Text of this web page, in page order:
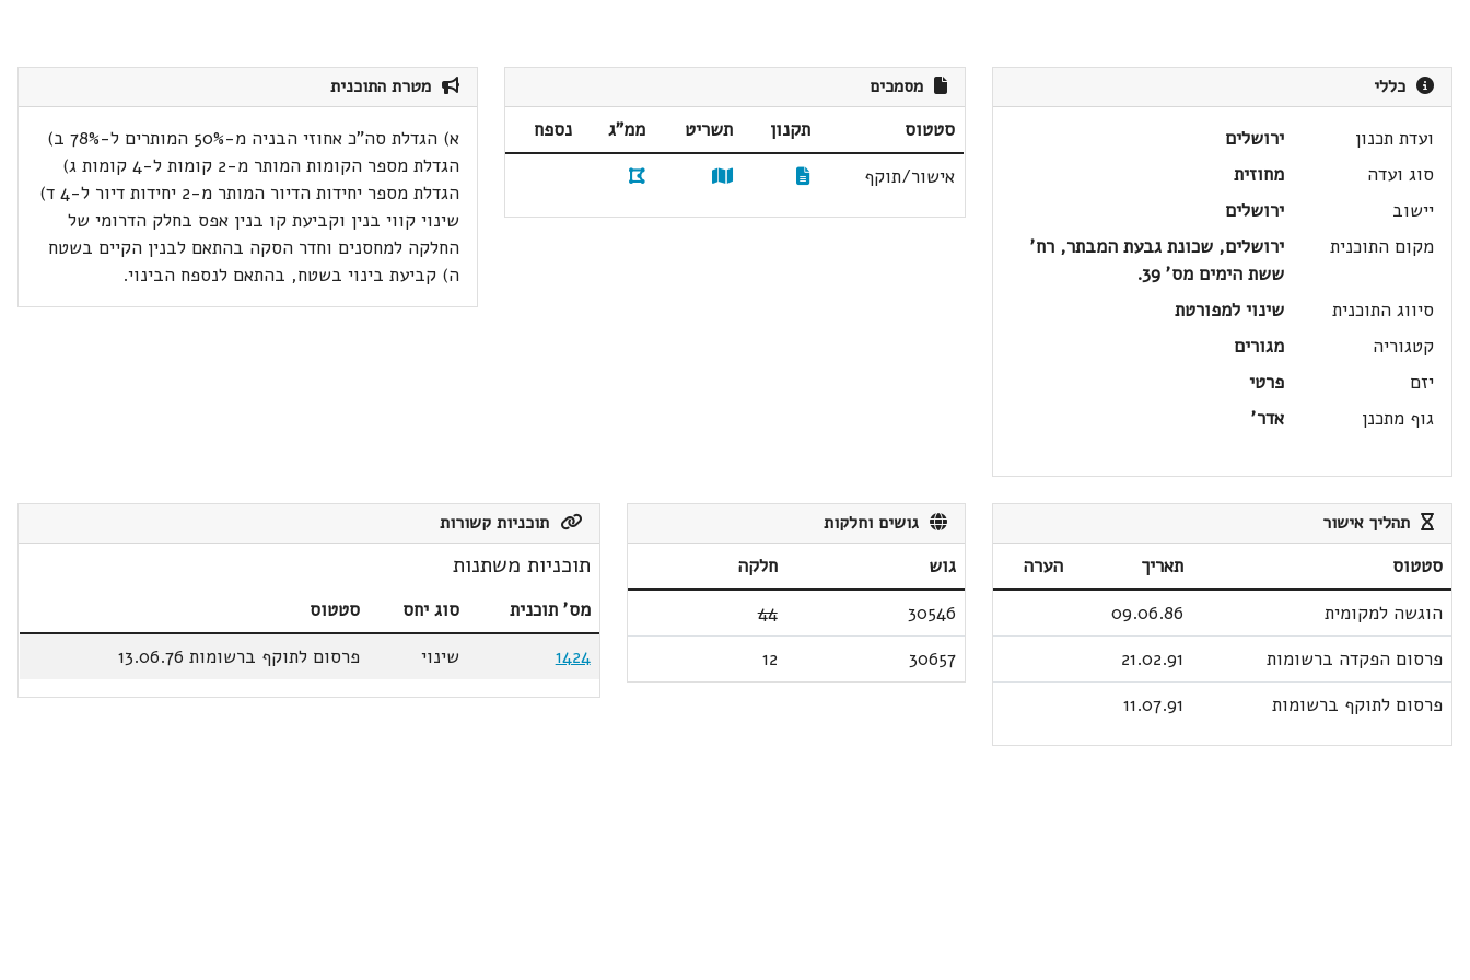
כללי
ועדת תכנון
ירושלים
סוג ועדה
מחוזית
יישוב
ירושלים
מקום התוכנית
ירושלים, שכונת גבעת המבתר, רח'
ששת הימים מס' 39.
סיווג התוכנית
שינוי למפורטת
קטגוריה
מגורים
יזם
פרטי
גוף מתכנן
אדר'
מסמכים
סטטוס תקנון תשריט ממ"ג
נספח
אישור/תוקף
מטרת התוכנית
א) הגדלת סה"כ אחוזי הבניה מ-50% המותרים ל-78% ב)
הגדלת מספר הקומות המותר מ-2 קומות ל-4 קומות ג)
הגדלת מספר יחידות הדיור המותר מ-2 יחידות דיור ל-4 ד)
שינוי קווי בנין וקביעת קו בנין אפס בחלק הדרומי של
החלקה למחסנים וחדר הסקה בהתאם לבנין הקיים בשטח
ה) קביעת בינוי בשטח, בהתאם לנספח הבינוי.
תהליך אישור
סטטוס תאריך
הערה
הוגשה למקומית
09.06.86
פרסום הפקדה ברשומות
21.02.91
פרסום לתוקף ברשומות
11.07.91
גושים וחלקות
גוש
חלקה
30546
44
30657
12
תוכניות קשורות
תוכניות משתנות
מס' תוכנית סוג יחס
סטטוס
1424
שינוי פרסום לתוקף ברשומות 13.06.76